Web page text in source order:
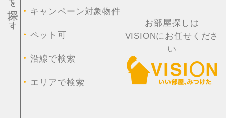
・ キャンペーン対象物件
・ペット可
・沿線で検索
・ エリアで検索
お部屋探しは
VISIONにお任せくださ
い